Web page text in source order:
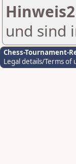
Hinweis2
und sind
Chess-Tournament-
Legal details/Terms of